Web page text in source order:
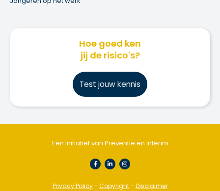
Hoe goed ken
jij de risico's?
Test jouw kennis
Een initiatief van Preventie en Interim
Privacy Policy- Copyright- Disclaimer